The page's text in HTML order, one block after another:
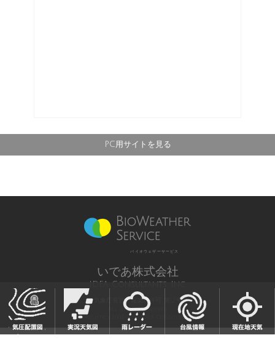
PC用サイトを見る
バイオウェザーサービス
いであ株式会社
IDEA Consultants, Inc.
気象庁長官予報業務許可 第12号
All Rights Reserved,
Copyright(c) 2003-2021 IDEA Consultants,Inc